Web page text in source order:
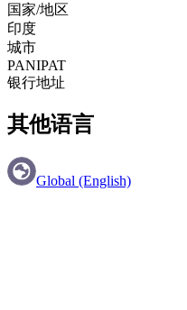
国家/地区
印度
城市
PANIPAT
银行地址
其他语言
Global (English)